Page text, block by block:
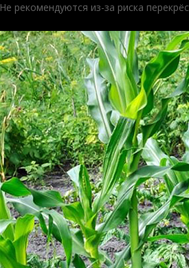
Не рекомендуются из-за риска